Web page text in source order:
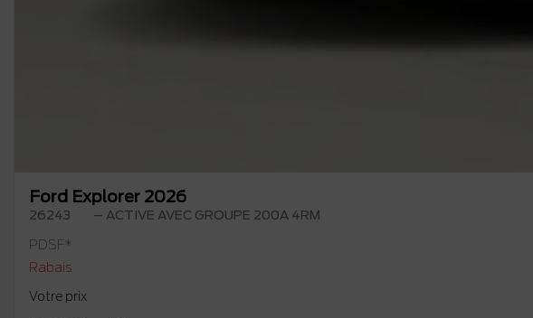
Ford Explorer 2026
26243 – ACTIVE AVEC GROUPE 200A 4RM
PDSF*
Rabais
Votre prix